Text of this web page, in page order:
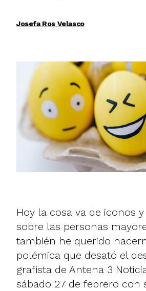
Josefa Ros Velasco
Hoy la cosa va de iconos
sobre las personas
también he querido
polémica que desató el
grafista de Antena 3
sábado 27 de febrero con